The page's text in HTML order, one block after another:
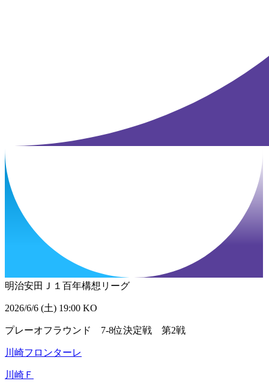
明治安田Ｊ１百年構想リーグ
2026/6/6 (土) 19:00 KO
プレーオフラウンド 7-8位決定戦 第2戦
川崎フロンターレ
川崎Ｆ